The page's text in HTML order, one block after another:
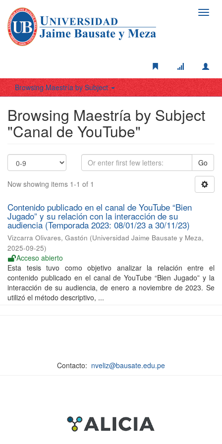
Browsing Maestría by Subject
Browsing Maestría by Subject
"Canal de YouTube"
Go
Now showing items 1-1 of 1
Contenido publicado en el canal de YouTube “Bien
Jugado” y su relación con la interacción de su
audiencia (Temporada 2023: 08/01/23 a 30/11/23)
Vizcarra Olivares, Gastón (Universidad Jaime Bausate y Meza,
2025-09-25)
Acceso abierto
Esta tesis tuvo como objetivo analizar la relación entre el
contenido publicado en el canal de YouTube “Bien Jugado” y la
interacción de su audiencia, de enero a noviembre de 2023. Se
utilizó el método descriptivo, ...
Contacto: nveliz@bausate.edu.pe